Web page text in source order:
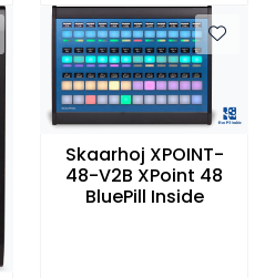
Skaarhoj XPOINT-
48-V2B XPoint 48
BluePill Inside